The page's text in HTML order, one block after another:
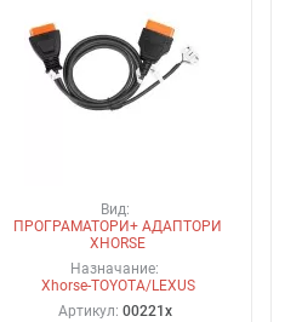
Вид:
ПРОГРАМАТОРИ+ АДАПТОРИ
XHORSE
Назначание:
Xhorse-TOYOTA/LEXUS
Артикул: 00221х